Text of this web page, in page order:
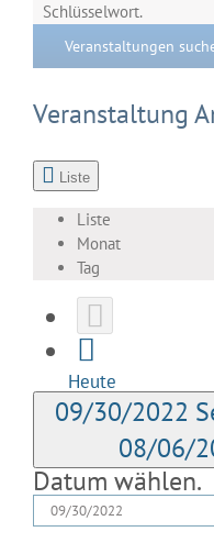
Schlüsselwort.
Veranstaltungen
Veranstaltung
Liste
Liste
Monat
Tag
Heute
09/30/2022
08/06/
Datum wählen.